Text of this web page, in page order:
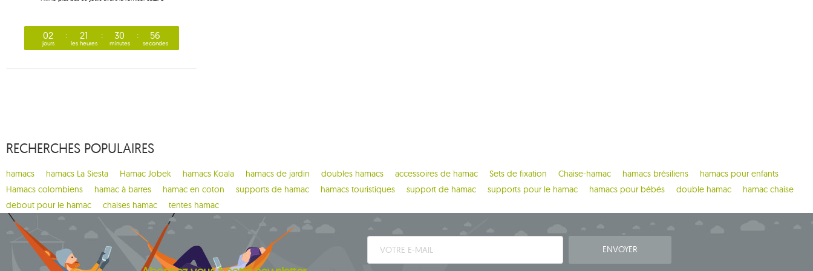
02
jours
21
les heures
30
minutes
55
secondes
RECHERCHES POPULAIRES
hamacs hamacs La Siesta Hamac Jobek hamacs Koala hamacs de jardin doubles hamacs accessoires de hamac Sets de fixation Chaise-hamac hamacs brésiliens
hamacs pour enfants
Hamacs colombiens
hamac à barres hamac en coton supports de hamac hamacs touristiques support de hamac supports pour le hamac hamacs pour bébés double hamac
hamac chaise
debout pour le hamac
chaises hamac tentes hamac
ENVOYER